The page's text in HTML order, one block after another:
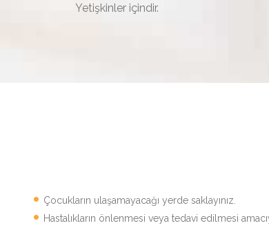
Yetişkinler içindir.
Çocukların ulaşamayacağı yerde saklayınız.
Hastalıkların önlenmesi veya tedavi edilmesi